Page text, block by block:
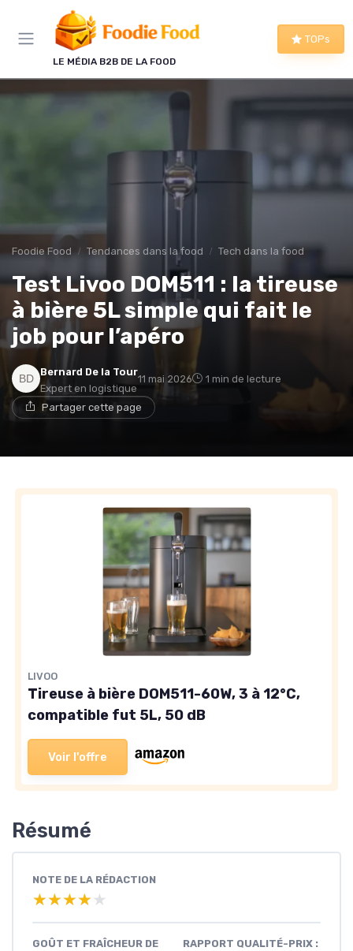
LE MÉDIA B2B DE LA FOOD
TOPs
Foodie Food Tendances dans la food Tech dans la food
Test Livoo DOM511 : la tireuse
à bière 5L simple qui fait le
job pour l’apéro
Bernard De la Tour
Expert en logistique
11 mai 2026 1 min de lecture
Partager cette page
LIVOO
Tireuse à bière DOM511-60W, 3 à 12°C,
compatible fut 5L, 50 dB
Voir l'offre
Résumé
NOTE DE LA RÉDACTION
★★★★★
★★★★★
GOÛT ET FRAÎCHEUR DE
RAPPORT QUALITÉ-PRIX :
Panneau de gestion des cookies